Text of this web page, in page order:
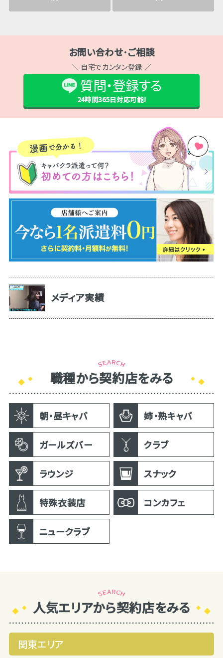
お問い合わせ･ご相談
＼ 自宅でカンタン登録 ／
質問・登録する
24時間365日対応可能!
メディア実績
職種から契約店をみる
朝・昼キャバ 姉・熟キャバ
ガールズバー クラブ
ラウンジ スナック
特殊衣装店 コンカフェ
ニュークラブ
人気エリアから契約店をみる
関東エリア